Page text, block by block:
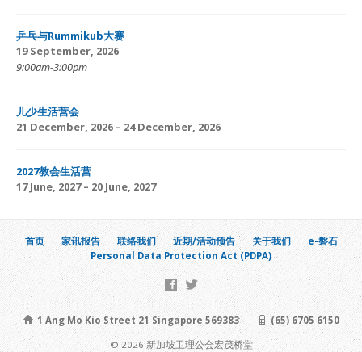
乒乓与Rummikub大赛
19 September, 2026
9:00am-3:00pm
儿少生活营会
21 December, 2026 – 24 December, 2026
2027教会生活营
17 June, 2027 – 20 June, 2027
首页 家讯报告 联络我们 近期/活动预告 关于我们
e-磐石
Personal Data Protection Act (PDPA)
1 Ang Mo Kio Street 21 Singapore 569383
(65) 6705 6150
© 2026 新加坡卫理公会宏茂桥堂